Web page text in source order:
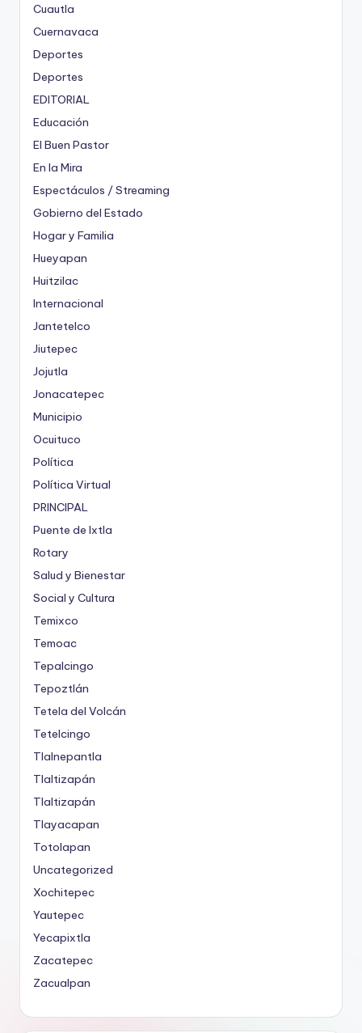
Cuautla
Cuernavaca
Deportes
Deportes
EDITORIAL
Educación
El Buen Pastor
En la Mira
Espectáculos / Streaming
Gobierno del Estado
Hogar y Familia
Hueyapan
Huitzilac
Internacional
Jantetelco
Jiutepec
Jojutla
Jonacatepec
Municipio
Ocuituco
Política
Política Virtual
PRINCIPAL
Puente de Ixtla
Rotary
Salud y Bienestar
Social y Cultura
Temixco
Temoac
Tepalcingo
Tepoztlán
Tetela del Volcán
Tetelcingo
Tlalnepantla
Tlaltizapán
Tlaltizapán
Tlayacapan
Totolapan
Uncategorized
Xochitepec
Yautepec
Yecapixtla
Zacatepec
Zacualpan